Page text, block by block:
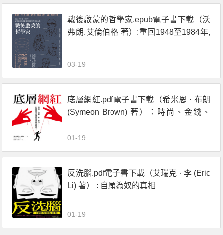
戰後啟蒙的哲學家.epub電子書下載（沃
弗朗.艾倫伯格 著）:重回1948至1984年,
03-19
底層網紅.pdf電子書下載（希米恩 · 布朗
(Symeon Brown) 著）：時尚、金錢、
騙局！
01-19
反洗腦.pdf電子書下載（艾瑞克 · 李 (Eric
Li) 著） : 自願為奴的真相
01-19